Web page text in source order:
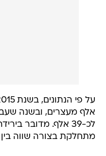
אלף מעצרים, ובשנה
מתחלקת בצורה שווה בין